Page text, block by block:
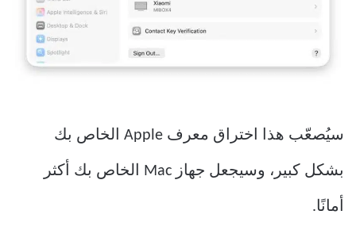
سيُصعّب هذا اختراق معرف Apple الخاص بك
بشكل كبير، وسيجعل جهاز Mac الخاص بك أكثر
أمانًا.